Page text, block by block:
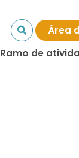
Área
Ramo de